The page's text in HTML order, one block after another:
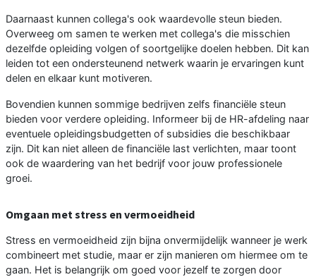
Daarnaast kunnen collega's ook waardevolle steun bieden.
Overweeg om samen te werken met collega's die misschien
dezelfde opleiding volgen of soortgelijke doelen hebben. Dit kan
leiden tot een ondersteunend netwerk waarin je ervaringen kunt
delen en elkaar kunt motiveren.
Bovendien kunnen sommige bedrijven zelfs financiële steun
bieden voor verdere opleiding. Informeer bij de HR-afdeling naar
eventuele opleidingsbudgetten of subsidies die beschikbaar
zijn. Dit kan niet alleen de financiële last verlichten, maar toont
ook de waardering van het bedrijf voor jouw professionele
groei.
Omgaan met stress en vermoeidheid
Stress en vermoeidheid zijn bijna onvermijdelijk wanneer je werk
combineert met studie, maar er zijn manieren om hiermee om te
gaan. Het is belangrijk om goed voor jezelf te zorgen door